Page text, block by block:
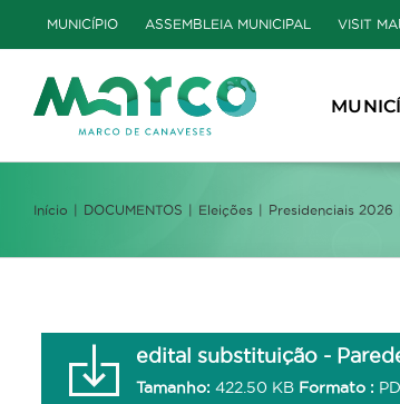
to
content
MUNICÍPIO ASSEMBLEIA MUNICIPAL VISIT
Início DOCUMENTOS Eleições Presidenciais 2026
edital substituição -
Tamanho: 422.50 KB Formato :